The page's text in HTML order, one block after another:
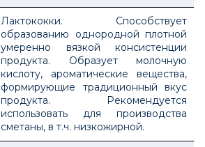
Лактококки. Способствует
образованию однородной плотной
умеренно вязкой консистенции
продукта. Образует молочную
кислоту, ароматические вещества,
формирующие традиционный вкус
продукта. Рекомендуется
использовать для производства
сметаны, в т.ч. низкожирной.